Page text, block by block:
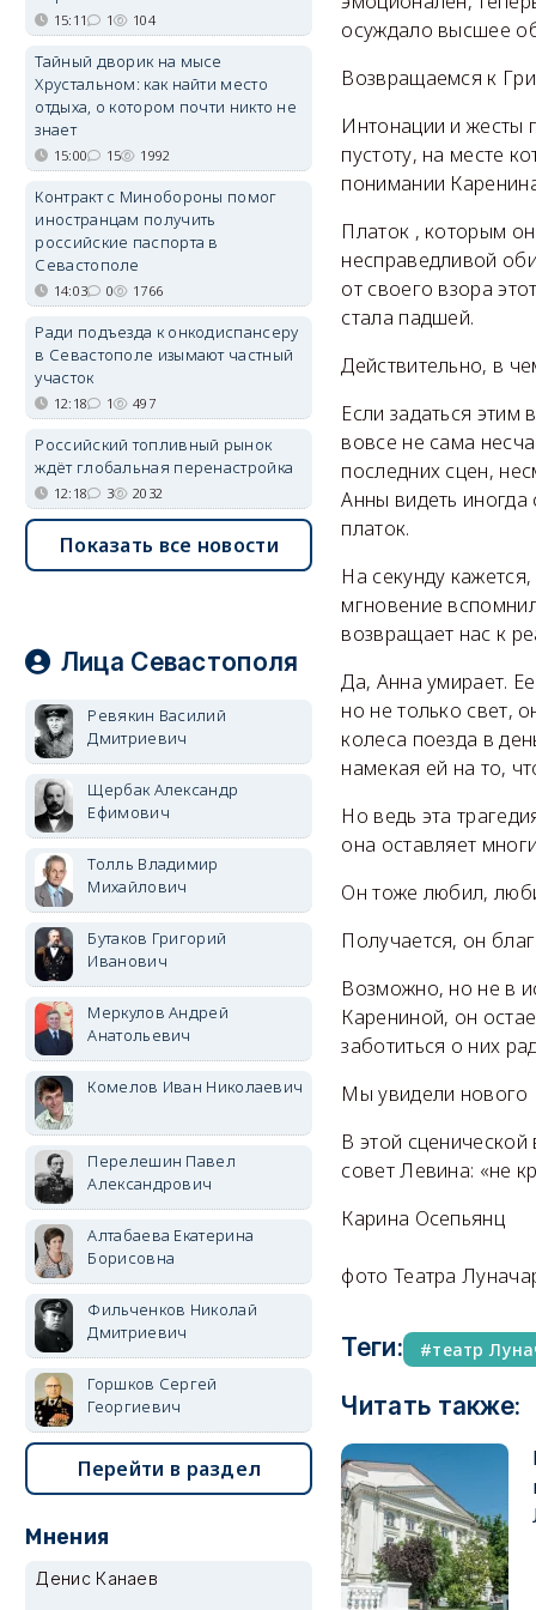
осуждало высшее
Возвращаемся к
Интонации и жесты
пустоту, на месте
понимании
Платок , которым
несправедливой
от своего взора
стала падшей.
Действительно, в
Если задаться
вовсе не сама
последних сцен,
Анны видеть
платок.
На секунду
мгновение
возвращает нас к
Да, Анна умирает.
но не только свет,
колеса поезда в
намекая ей на то,
Но ведь эта
она оставляет
Он тоже любил,
Получается, он
Возможно, но не в
Карениной, он
заботиться о них
Мы увидели нового
В этой
совет Левина: «не
Карина Осепьянц
фото Театра
Теги: театр
Читать также:
15:11 1 104
Тайный дворик на мысе
Хрустальном: как найти место
отдыха, о котором почти никто не
знает
15:00 15 1992
Контракт с Минобороны помог
иностранцам получить
российские паспорта в
Севастополе
14:03 0 1766
Ради подъезда к онкодиспансеру
в Севастополе изымают частный
участок
12:18 1 497
Российский топливный рынок
ждёт глобальная перенастройка
12:18 3 2032
Показать все новости
Лица Севастополя
Ревякин Василий
Дмитриевич
Щербак Александр
Ефимович
Толль Владимир
Михайлович
Бутаков Григорий
Иванович
Меркулов Андрей
Анатольевич
Комелов Иван Николаевич
Перелешин Павел
Александрович
Алтабаева Екатерина
Борисовна
Фильченков Николай
Дмитриевич
Горшков Сергей
Георгиевич
Перейти в раздел
Мнения
Денис Канаев